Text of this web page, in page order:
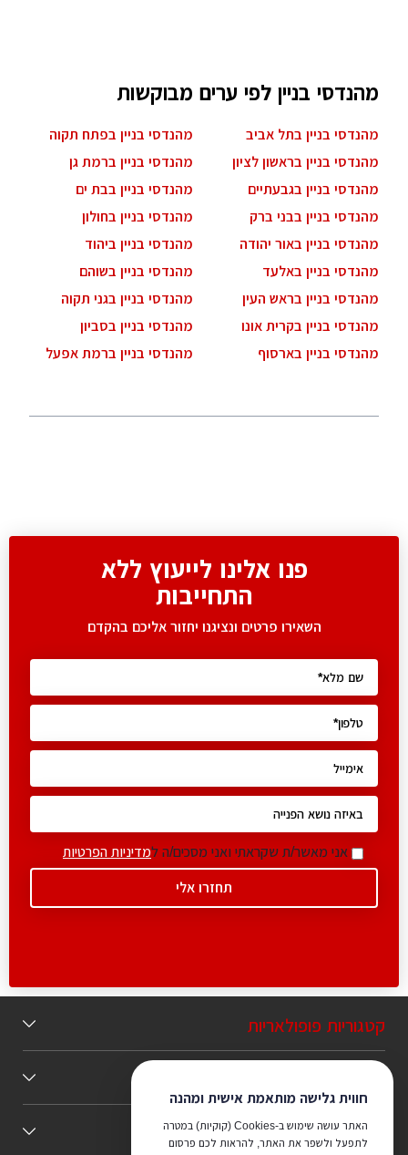
מהנדסי בניין לפי ערים מבוקשות
מהנדסי בניין בתל אביב
מהנדסי בניין בפתח תקוה
מהנדסי בניין בראשון לציון
מהנדסי בניין ברמת גן
מהנדסי בניין בגבעתיים
מהנדסי בניין בבת ים
מהנדסי בניין בבני ברק
מהנדסי בניין בחולון
מהנדסי בניין באור יהודה
מהנדסי בניין ביהוד
מהנדסי בניין באלעד
מהנדסי בניין בשוהם
מהנדסי בניין בראש העין
מהנדסי בניין בגני תקוה
מהנדסי בניין בקרית אונו
מהנדסי בניין בסביון
מהנדסי בניין בארסוף
מהנדסי בניין ברמת אפעל
פנו אלינו לייעוץ ללא
התחייבות
השאירו פרטים ונציגנו יחזור אליכם בהקדם
אני מאשר/ת שקראתי ואני מסכים/ה למדיניות הפרטיות
חווית גלישה מותאמת אישית ומהנה
האתר עושה שימוש ב-Cookies (קוקיות) במטרה
לתפעל ולשפר את האתר, להראות לכם פרסום
קטגוריות פופולאריות
כללי